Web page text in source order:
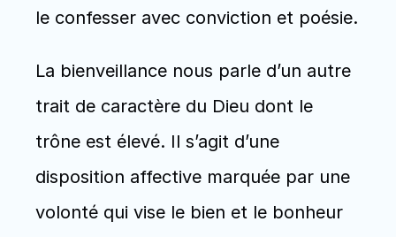
le confesser avec conviction et poésie.
La bienveillance nous parle d’un autre
trait de caractère du Dieu dont le
trône est élevé. Il s’agit d’une
disposition affective marquée par une
volonté qui vise le bien et le bonheur